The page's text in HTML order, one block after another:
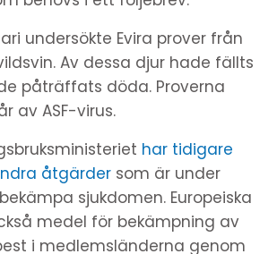
undersökte Evira prover från
Av dessa djur hade fällts
påträffats döda. Proverna
av ASF-virus.
har tidigare
åtgärder som är under
sjukdomen. Europeiska
medel för bekämpning av
i medlemsländerna genom